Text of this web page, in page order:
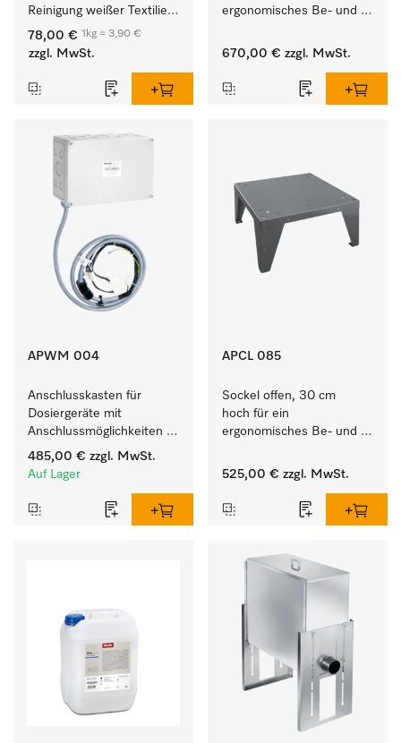
Reinigung weißer Textilien
und farbechter
Buntwäsche.
78,00 € 1kg = 3,90 €
zzgl. MwSt.
ergonomisches Be- und
Waschmaschine und
670,00 € zzgl. MwSt.
APWM 004
Anschlusskasten für
Dosiergeräte mit
Anschlussmöglichkeiten
für maximal 6
Dosierpumpen.
485,00 € zzgl. MwSt.
Auf Lager
APCL 085
Sockel offen, 30 cm
hoch für ein
ergonomisches Be- und
Waschmaschine und
525,00 € zzgl. MwSt.